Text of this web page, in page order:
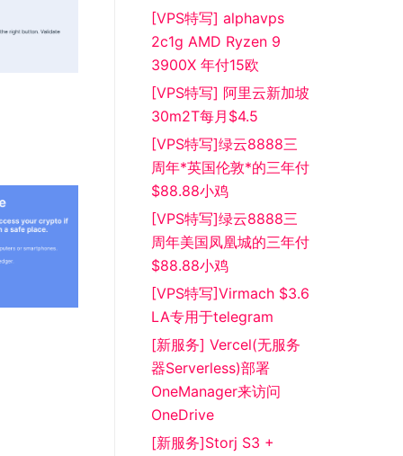
[VPS特写] alphavps
2c1g AMD Ryzen 9
3900X 年付15欧
[VPS特写] 阿里云新加坡
30m2T每月$4.5
[VPS特写]绿云8888三
周年*英国伦敦*的三年付
$88.88小鸡
[VPS特写]绿云8888三
周年美国凤凰城的三年付
$88.88小鸡
[VPS特写]Virmach $3.6
LA专用于telegram
[新服务] Vercel(无服务
器Serverless)部署
OneManager来访问
OneDrive
[新服务]Storj S3 +